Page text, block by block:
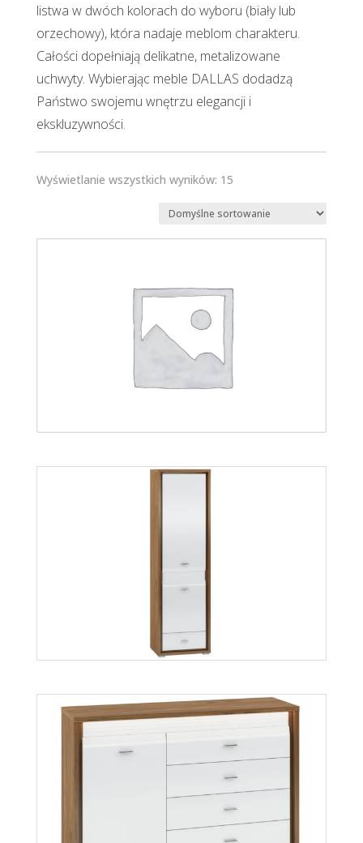
listwa w dwóch kolorach do wyboru (biały lub
orzechowy), która nadaje meblom charakteru.
Całości dopełniają delikatne, metalizowane
uchwyty. Wybierając meble DALLAS dodadzą
Państwo swojemu wnętrzu elegancji i
ekskluzywności.
Wyświetlanie wszystkich wyników: 15
Dallas
Więcej